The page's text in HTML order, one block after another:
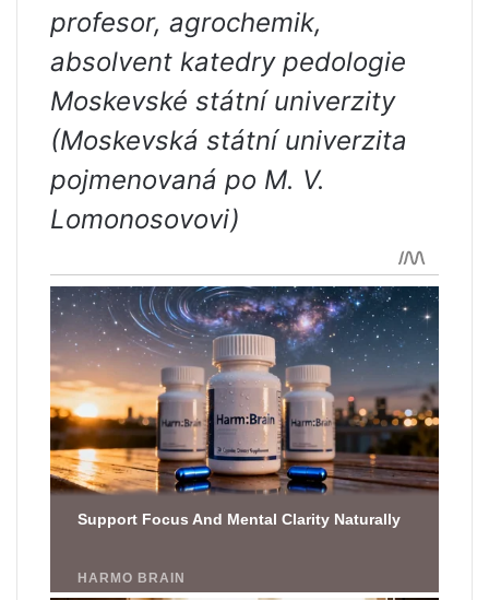
profesor, agrochemik,
absolvent katedry pedologie
Moskevské státní univerzity
(Moskevská státní univerzita
pojmenovaná po M. V.
Lomonosovovi)